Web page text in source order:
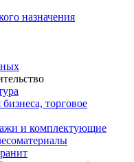
назначения
торговое
и комплектующие